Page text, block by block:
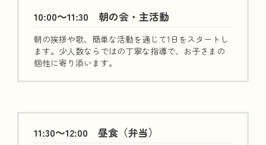
10:00～11:30 朝の会・主活動
朝の挨拶や歌、簡単な活動を通じて1日をスタートし
ます。少人数ならではの丁寧な指導で、お子さまの
個性に寄り添います。
11:30～12:00 昼食（弁当）